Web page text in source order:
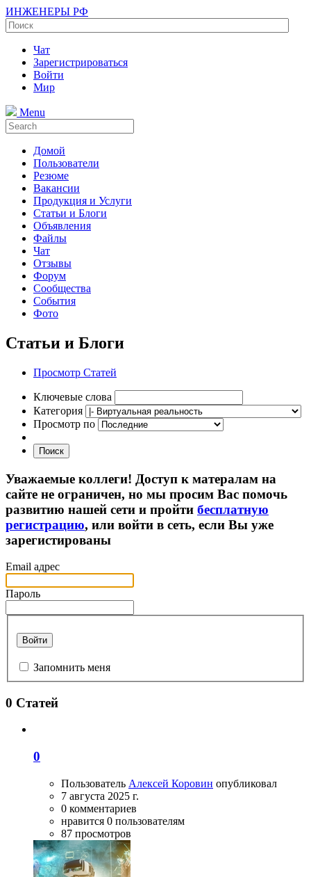
ИНЖЕНЕРЫ РФ
Чат
Зарегистрироваться
Войти
Мир
Menu
Домой
Пользователи
Резюме
Вакансии
Продукция и Услуги
Статьи и Блоги
Объявления
Файлы
Чат
Отзывы
Форум
Сообщества
События
Фото
Статьи и Блоги
Просмотр Статей
Ключевые слова
Категория
Просмотр по
Поиск
Уважаемые коллеги! Доступ к матералам на
сайте не ограничен, но мы просим Вас помочь
развитию нашей сети и пройти бесплатную
регистрацию, или войти в сеть, если Вы уже
зарегистированы
Email адрес
Пароль
Войти
Запомнить меня
0 Статей
0
Пользователь Алексей Коровин опубликовал
7 августа 2025 г.
0 комментариев
нравится 0 пользователям
87 просмотров